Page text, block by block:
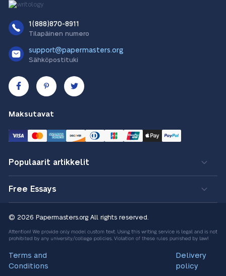
1(888)870-8911
Tilapäinen numero
support@papermasters.org
Sähköpostituki
Maksutavat
Populaarit artikkelit
Free Essays
© 2026 Papermasters.org All rights reserved.
Terms and
Conditions
Delivery
policy